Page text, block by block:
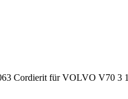
Cordierit für VOLVO V70 3 1